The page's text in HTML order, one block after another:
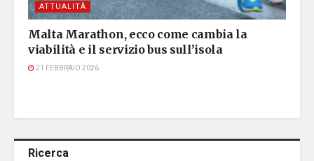
ATTUALITÀ
Malta Marathon, ecco come cambia la
viabilità e il servizio bus sull’isola
21 FEBBRAIO 2026
Ricerca